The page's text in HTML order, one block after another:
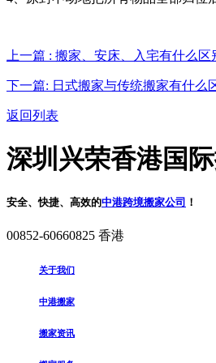
上一篇 : 搬家、安床、入宅有什么
下一篇: 日式搬家与传统搬家有什么
返回列表
深圳兴荣香港国
安全、快捷、高效的中港跨境搬家公司 ！
00852-60660825 香港
关于我们
中港搬家
搬家资讯